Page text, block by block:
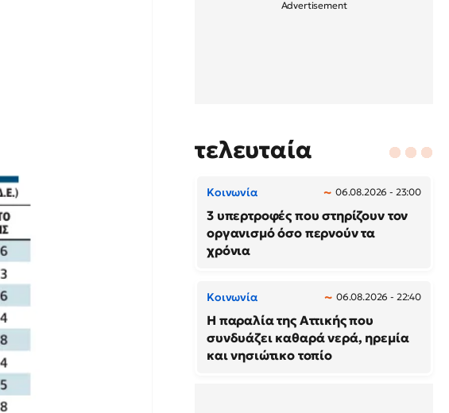
τελευταία
Κοινωνία 06.08.2026 - 23:00
3 υπερτροφές που στηρίζουν τον
οργανισμό όσο περνούν τα
χρόνια
Κοινωνία 06.08.2026 - 22:40
Η παραλία της Αττικής που
συνδυάζει καθαρά νερά, ηρεμία
και νησιώτικο τοπίο